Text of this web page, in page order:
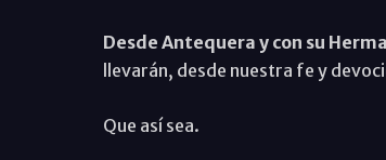
Desde Antequera y con su
llevarán, desde nuestra fe y
Que así sea.